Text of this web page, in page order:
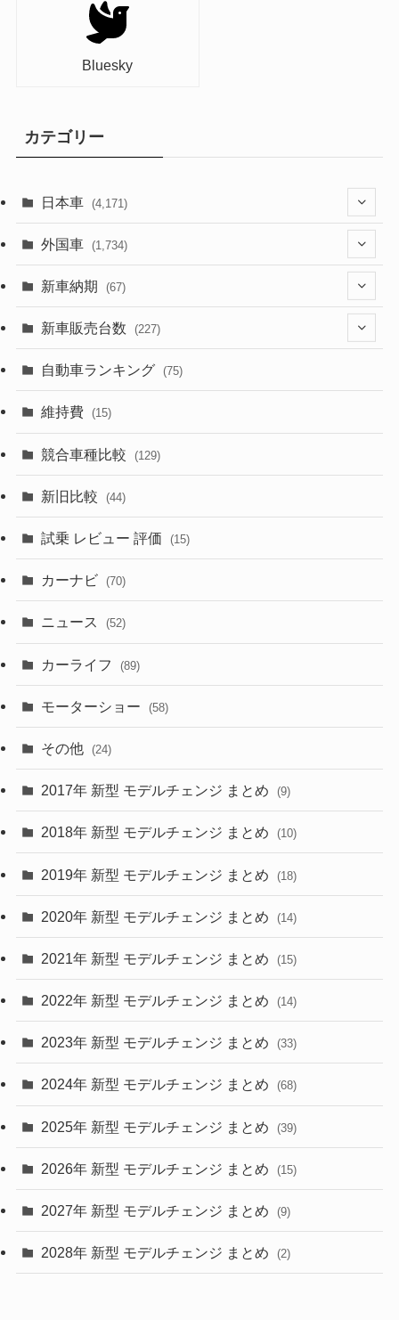
Bluesky
カテゴリー
日本車 (4,171)
(1,321)
(329)
(525)
(356)
(328)
(253)
外国車 (1,734)
(242)
(85)
(84)
(50)
(43)
(6)
(9)
(30)
(27)
(58)
(28)
(27)
(26)
(10)
(35)
(10)
(9)
(22)
(4)
(9)
(4)
(1)
新車納期 (67)
(28)
(8)
(3)
(3)
新車販売台数 (227)
(21)
(5)
(7)
自動車ランキング (75)
維持費 (15)
競合車種比較 (129)
新旧比較 (44)
試乗 レビュー 評価 (15)
カーナビ (70)
ニュース (52)
カーライフ (89)
モーターショー (58)
その他 (24)
2017年 新型 モデルチェンジ まとめ (9)
2018年 新型 モデルチェンジ まとめ (10)
2019年 新型 モデルチェンジ まとめ (18)
2020年 新型 モデルチェンジ まとめ (14)
2021年 新型 モデルチェンジ まとめ (15)
2022年 新型 モデルチェンジ まとめ (14)
2023年 新型 モデルチェンジ まとめ (33)
2024年 新型 モデルチェンジ まとめ (68)
2025年 新型 モデルチェンジ まとめ (39)
2026年 新型 モデルチェンジ まとめ (15)
2027年 新型 モデルチェンジ まとめ (9)
2028年 新型 モデルチェンジ まとめ (2)